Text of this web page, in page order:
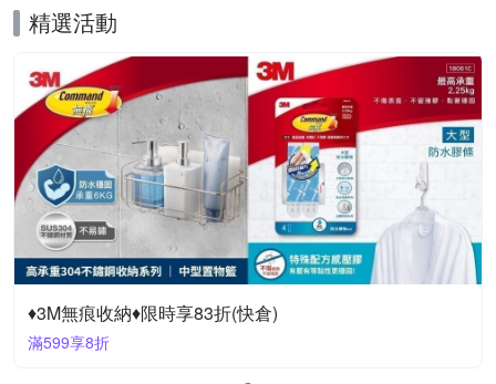
精選活動
♦3M無痕收納♦限時享83折(快倉)
滿599享8折